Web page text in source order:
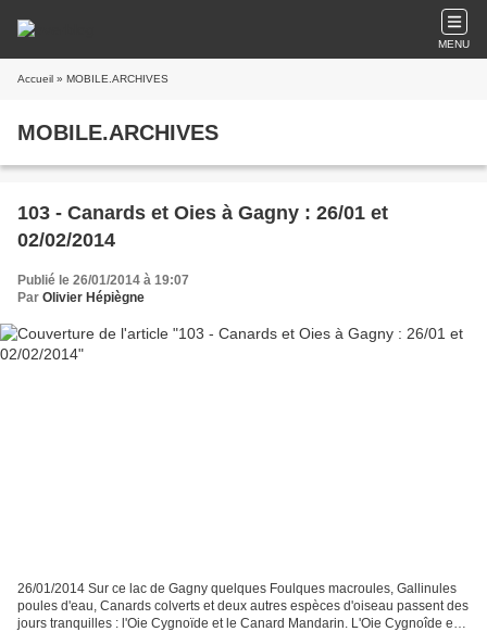
MENU
Accueil » MOBILE.ARCHIVES
MOBILE.ARCHIVES
103 - Canards et Oies à Gagny : 26/01 et
02/02/2014
Publié le 26/01/2014 à 19:07
Par Olivier Hépiègne
26/01/2014 Sur ce lac de Gagny quelques Foulques macroules, Gallinules
poules d'eau, Canards colverts et deux autres espèces d'oiseau passent des
jours tranquilles : l'Oie Cygnoïde et le Canard Mandarin. L'Oie Cygnoîde est